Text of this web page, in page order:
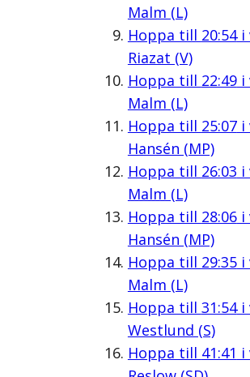
Malm (L)
Hoppa till 20:54i
Riazat (V)
Hoppa till 22:49i
Malm (L)
Hoppa till 25:07i
Hansén (MP)
Hoppa till 26:03 i
Malm (L)
Hoppa till 28:06i
Hansén (MP)
Hoppa till 29:35i
Malm (L)
Hoppa till 31:54i
Westlund (S)
Hoppa till 41:41 i